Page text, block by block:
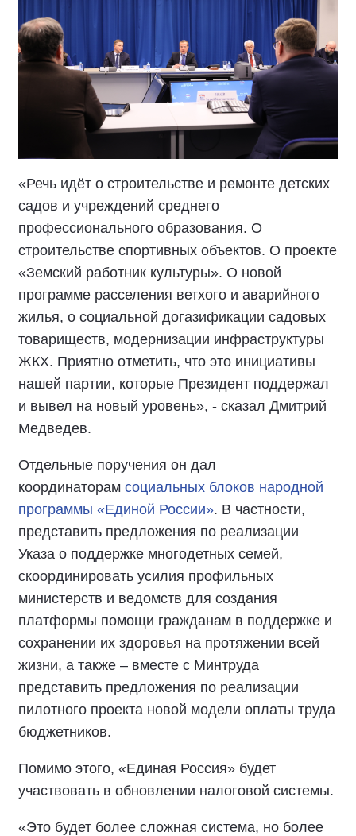
«Речь идёт о строительстве и ремонте детских
садов и учреждений среднего
профессионального образования. О
строительстве спортивных объектов. О проекте
«Земский работник культуры». О новой
программе расселения ветхого и аварийного
жилья, о социальной догазификации садовых
товариществ, модернизации инфраструктуры
ЖКХ. Приятно отметить, что это инициативы
нашей партии, которые Президент поддержал
и вывел на новый уровень», - сказал Дмитрий
Медведев.
Отдельные поручения он дал
координаторам социальных блоков народной
программы «Единой России». В частности,
представить предложения по реализации
Указа о поддержке многодетных семей,
скоординировать усилия профильных
министерств и ведомств для создания
платформы помощи гражданам в поддержке и
сохранении их здоровья на протяжении всей
жизни, а также – вместе с Минтруда
представить предложения по реализации
пилотного проекта новой модели оплаты труда
бюджетников.
Помимо этого, «Единая Россия» будет
участвовать в обновлении налоговой системы.
«Это будет более сложная система, но более